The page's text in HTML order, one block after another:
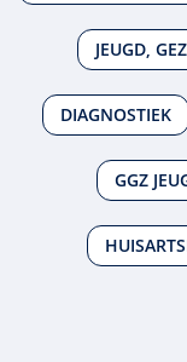
JEUGD,
DIAGNOSTIEK
GGZ